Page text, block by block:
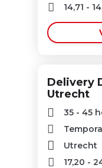
14,71 -
Delivery
Utrecht
35 - 45
Utrecht
17,20 -